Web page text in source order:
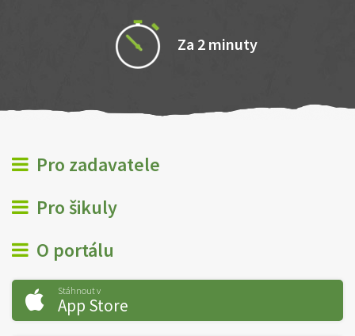
Za 2 minuty
Pro zadavatele
Pro šikuly
O portálu
Stáhnout v
App Store